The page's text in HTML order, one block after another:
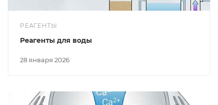
РЕАГЕНТЫ
28 января 2026
Реагенты для воды